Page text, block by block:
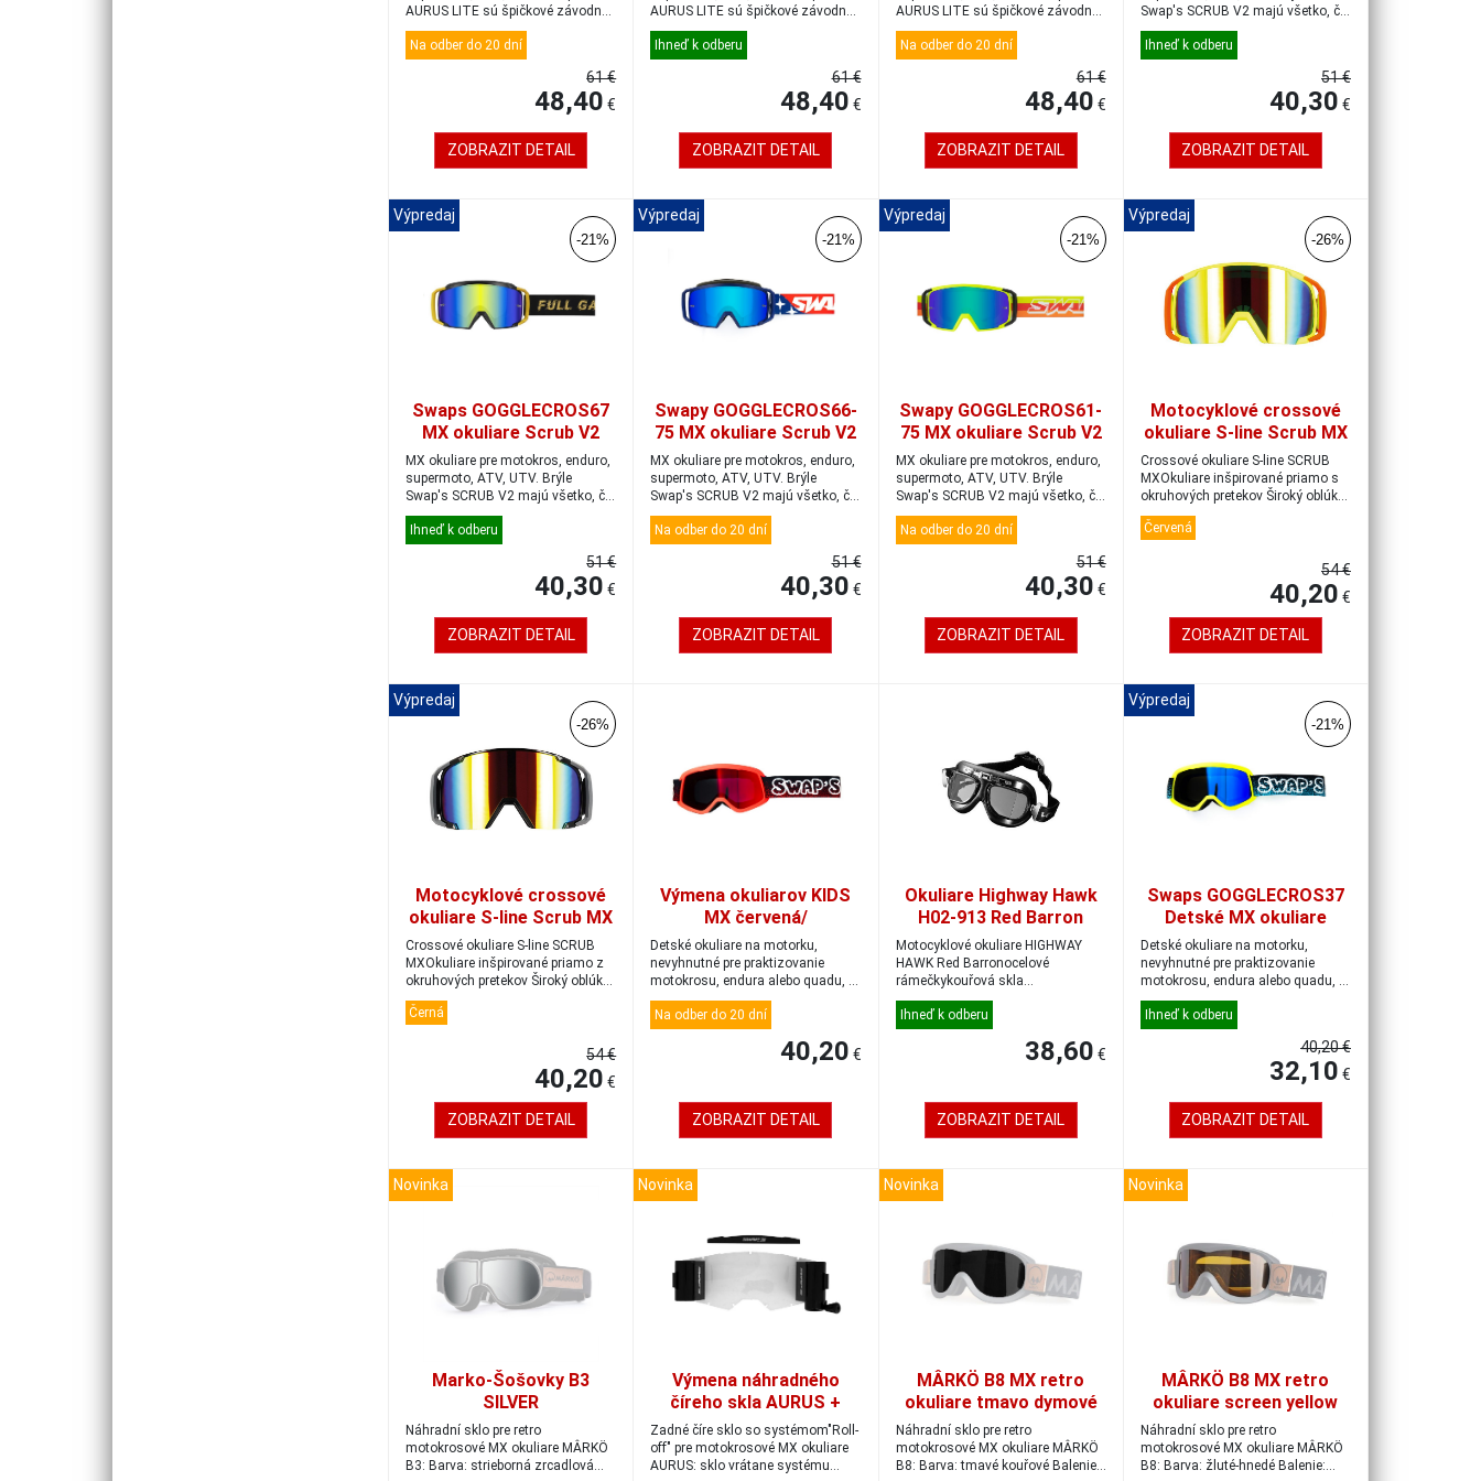
AURUS LITE sú špičkové závodné
okuliar...
Na odber do 20 dní
61 €
48,40 €
ZOBRAZIT DETAIL
AURUS LITE sú špičkové závodné
okuliar...
Ihneď k odberu
61 €
48,40 €
ZOBRAZIT DETAIL
AURUS LITE sú špičkové závodné
okuliar...
Na odber do 20 dní
61 €
48,40 €
ZOBRAZIT DETAIL
Swap's SCRUB V2 majú všetko, čo
by kval...
Ihneď k odberu
51 €
40,30 €
ZOBRAZIT DETAIL
Výpredaj
-21%
Swaps GOGGLECROS67
MX okuliare Scrub V2
Fullgaz
black/gold/iridium blue
MX okuliare pre motokros, enduro,
supermoto, ATV, UTV. Brýle
Swap's SCRUB V2 majú všetko, čo
by kval...
Ihneď k odberu
51 €
40,30 €
ZOBRAZIT DETAIL
Výpredaj
-21%
Swapy GOGGLECROS66-
75 MX okuliare Scrub V2
blue/red/iridium blue
MX okuliare pre motokros, enduro,
supermoto, ATV, UTV. Brýle
Swap's SCRUB V2 majú všetko, čo
by kval...
Na odber do 20 dní
51 €
40,30 €
ZOBRAZIT DETAIL
Výpredaj
-21%
Swapy GOGGLECROS61-
75 MX okuliare Scrub V2
žltá/čierna/iridiová
modrá
MX okuliare pre motokros, enduro,
supermoto, ATV, UTV. Brýle
Swap's SCRUB V2 majú všetko, čo
by kval...
Na odber do 20 dní
51 €
40,30 €
ZOBRAZIT DETAIL
Výpredaj
-26%
Motocyklové crossové
okuliare S-line Scrub MX
žltá-červená-žltá
Crossové okuliare S-line SCRUB
MXOkuliare inšpirované priamo s
okruhových pretekov Široký oblúk
zakr...
Červená
54 €
40,20 €
ZOBRAZIT DETAIL
Výpredaj
-26%
Motocyklové crossové
okuliare S-line Scrub MX
čierna-šedá-čierna
Crossové okuliare S-line SCRUB
MXOkuliare inšpirované priamo z
okruhových pretekov Široký oblúk
zakr...
Černá
54 €
40,20 €
ZOBRAZIT DETAIL
Výmena okuliarov KIDS
MX červená/
červená/Iridium gold-red
Detské okuliare na motorku,
nevyhnutné pre praktizovanie
motokrosu, endura alebo quadu, s
vynikající...
Na odber do 20 dní
40,20 €
ZOBRAZIT DETAIL
Okuliare Highway Hawk
H02-913 Red Barron
Classic angled
Motocyklové okuliare HIGHWAY
HAWK Red Barronocelové
rámečkykouřová skla
lomenéplastové čočky s UV fi...
Ihneď k odberu
38,60 €
ZOBRAZIT DETAIL
Výpredaj
-21%
Swaps GOGGLECROS37
Detské MX okuliare
Detské
žlté/modré/iridium
modré
Detské okuliare na motorku,
nevyhnutné pre praktizovanie
motokrosu, endura alebo quadu, s
vynikající...
Ihneď k odberu
40,20 €
32,10 €
ZOBRAZIT DETAIL
Novinka
Marko-Šošovky B3
SILVER
Náhradní sklo pre retro
motokrosové MX okuliare MÂRKÖ
B3: Barva: strieborná zrcadlová
Novinka
Výmena náhradného
číreho skla AURUS +
Roll-off systém
Zadné číre sklo so systémom"Roll-
off" pre motokrosové MX okuliare
AURUS: sklo vrátane systému
Novinka
MÂRKÖ B8 MX retro
okuliare tmavo dymové
Náhradní sklo pre retro
motokrosové MX okuliare MÂRKÖ
B8: Barva: tmavé kouřové Balenie:
Novinka
MÂRKÖ B8 MX retro
okuliare screen yellow
Náhradní sklo pre retro
motokrosové MX okuliare MÂRKÖ
B8: Barva: žluté-hnedé Balenie: